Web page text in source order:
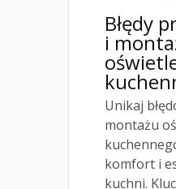
Błędy
i
Unikaj
montażu
komfort i
kuchni.